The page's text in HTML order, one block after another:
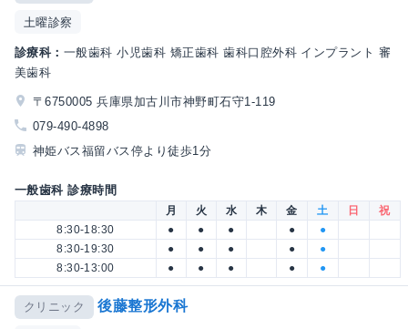
土曜診察
診療科： 一般歯科 小児歯科 矯正歯科 歯科口腔外科 インプラント 審
美歯科
〒6750005 兵庫県加古川市神野町石守1-119
079-490-4898
神姫バス福留バス停より徒歩1分
一般歯科 診療時間
月 火 水 木 金 土 日
祝
8:30-18:30
● ● ● ●
●
8:30-19:30
● ● ● ●
●
8:30-13:00
● ● ● ● ●
クリニック 後藤整形外科